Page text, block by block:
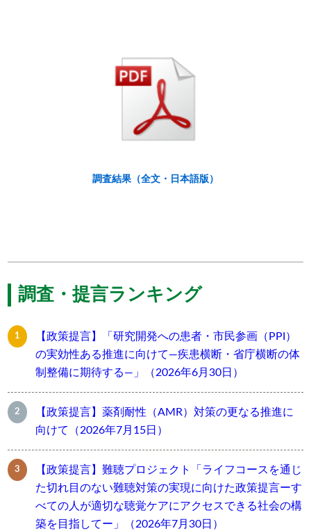
調査結果（全文・日本語版）
調査・提言ランキング
【政策提言】「研究開発への患者・市民参画（PPI）
の実効性ある推進に向けて―疾患横断・省庁横断の体
制整備に期待する―」（2026年6月30日）
【政策提言】薬剤耐性（AMR）対策の更なる推進に
向けて（2026年7月15日）
【政策提言】難聴プロジェクト「ライフコースを通じ
た切れ目のない難聴対策の実現に向けた政策提言ーす
べての人が適切な聴覚ケアにアクセスできる社会の構
築を目指してー」（2026年7月30日）